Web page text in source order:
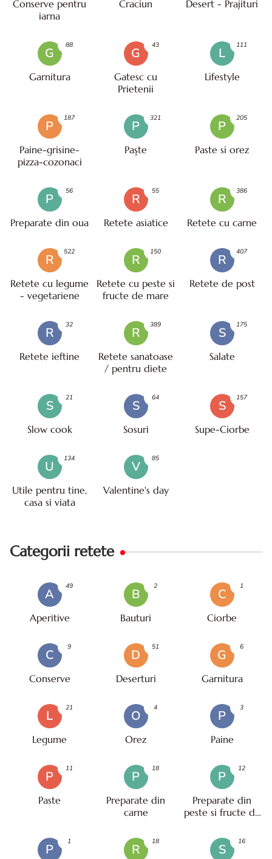
Conserve pentru
iarna
Craciun Desert - Prajituri
G
Garnitura
88
G
Gatesc cu
Prietenii
43
L
Lifestyle
111
P
Paine-grisine-
pizza-cozonaci
187
P
Paşte
321
P
Paste si orez
205
P
Preparate din oua
56
R
Retete asiatice
55
R
Retete cu carne
386
R
Retete cu legume
- vegetariene
522
R
Retete cu peste si
fructe de mare
150
R
Retete de post
407
R
Retete ieftine
32
R
Retete sanatoase
/ pentru diete
389
S
Salate
175
S
Slow cook
21
S
Sosuri
64
S
Supe-Ciorbe
157
U
Utile pentru tine,
casa si viata
134
V
Valentine's day
85
Categorii retete
A
Aperitive
49
B
Bauturi
2
C
Ciorbe
1
C
Conserve
9
D
Deserturi
51
G
Garnitura
6
L
Legume
21
O
Orez
4
P
Paine
3
P
Paste
11
P
Preparate din
carne
18
P
Preparate din
peste si fructe de
12
P
1
R
18
S
16